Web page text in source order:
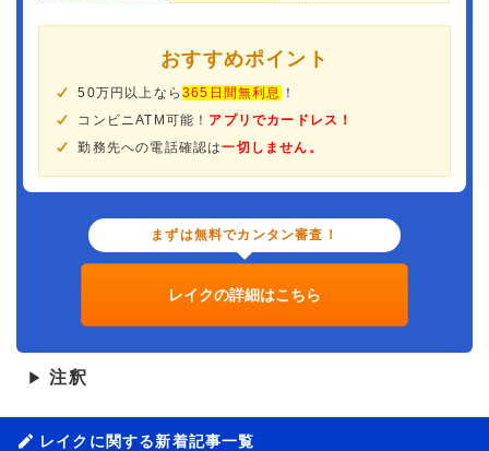
おすすめポイント
50万円以上なら365日間無利息
！
コンビニATM可能！ アプリでカードレス！
勤務先への電話確認は一切しません。
まずは無料でカンタン審査！
レイクの詳細はこちら
▶ 注釈
レイクに関する新着記事一覧